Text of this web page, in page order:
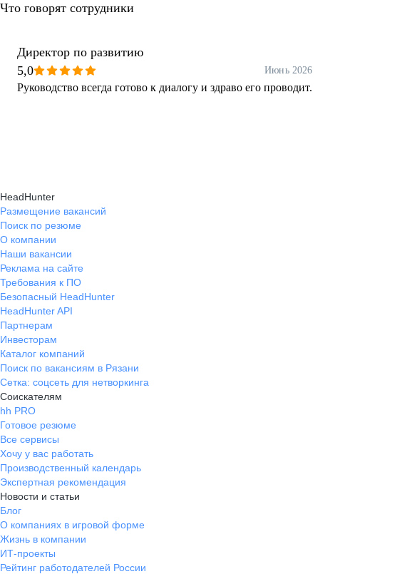
Что говорят сотрудники
Директор по развитию
5,0
Июнь 2026
Руководство всегда готово к диалогу и здраво его проводит.
HeadHunter
Размещение вакансий
Поиск по резюме
О компании
Наши вакансии
Реклама на сайте
Требования к ПО
Безопасный HeadHunter
HeadHunter API
Партнерам
Инвесторам
Каталог компаний
Поиск по вакансиям в Рязани
Сетка: соцсеть для нетворкинга
Соискателям
hh PRO
Готовое резюме
Все сервисы
Хочу у вас работать
Производственный календарь
Экспертная рекомендация
Новости и статьи
Блог
О компаниях в игровой форме
Жизнь в компании
ИТ-проекты
Рейтинг работодателей России